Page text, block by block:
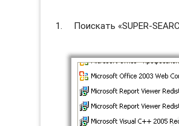
Поискать «SUPER-